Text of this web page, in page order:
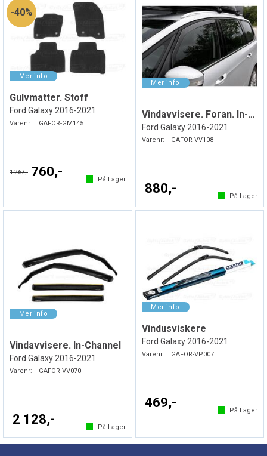
40%
Gulvmatter. Stoff
Ford Galaxy 2016-2021
Varenr: GAFOR-GM145
1 267,- 760,-
På Lager
Vindavvisere. Foran. In-Channel
Ford Galaxy 2016-2021
Varenr: GAFOR-VV108
880,-
På Lager
Vindavvisere. In-Channel
Ford Galaxy 2016-2021
Varenr: GAFOR-VV070
2 128,-
På Lager
Vindusviskere
Ford Galaxy 2016-2021
Varenr: GAFOR-VP007
469,-
På Lager